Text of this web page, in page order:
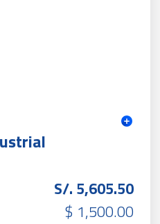
S/. 5,605.50
$ 1,500.00